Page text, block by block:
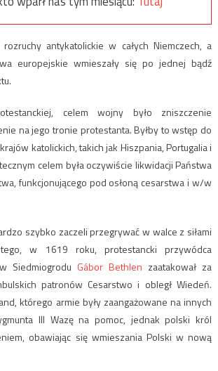
antykatolickie w całych Niemczech, a
europejskie wmieszały się po jednej bądź
celem wojny było zniszczenie
na jego tronie protestanta. Byłby to wstęp do
katolickich, takich jak Hiszpania, Portugalia i
celem była oczywiście likwidacji Państwa
funkcjonującego pod osłoną cesarstwa i w/w
szybko zaczeli przegrywać w walce z siłami
w 1619 roku, protestancki przywódca
Siedmiogrodu Gábor Bethlen zaatakował za
patronów Cesarstwo i obległ Wiedeń.
którego armie były zaangażowane na innych
III Wazę na pomoc, jednak polski król
obawiając się wmieszania Polski w nową